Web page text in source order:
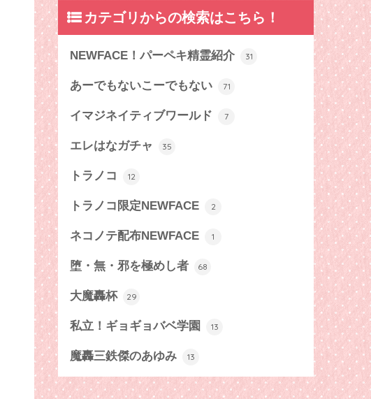
カテゴリからの検索はこちら！
NEWFACE！パーペキ精霊紹介 31
あーでもないこーでもない 71
イマジネイティブワールド 7
エレはなガチャ 35
トラノコ 12
トラノコ限定NEWFACE 2
ネコノテ配布NEWFACE 1
堕・無・邪を極めし者 68
大魔轟杯 29
私立！ギョギョバベ学園 13
魔轟三鉄傑のあゆみ 13